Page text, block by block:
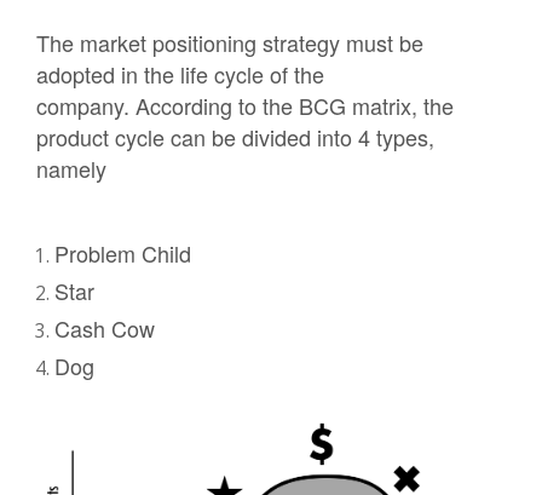
The market positioning strategy must be
adopted in the life cycle of the
company. According to the BCG matrix, the
product cycle can be divided into 4 types,
namely
Problem Child
Star
Cash Cow
Dog